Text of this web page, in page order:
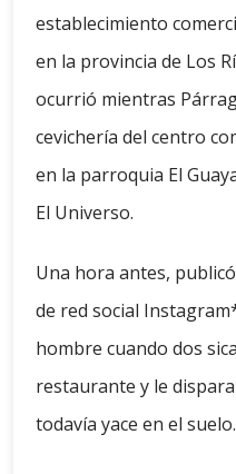
establecimiento
en la provincia de Los
ocurrió mientras
cevichería del centro
en la parroquia El
El Universo.
Una hora antes,
de red social
hombre cuando dos
restaurante y le
todavía yace en el suelo.